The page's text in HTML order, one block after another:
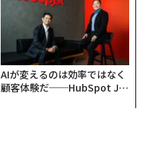
AIが変えるのは効率ではなく
顧客体験だ──HubSpot Ja